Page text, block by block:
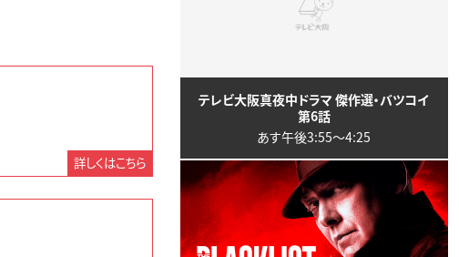
詳しくはこちら
テレビ大阪真夜中ドラマ 傑作選・バツコイ
第6話
あす午後3:55〜4:25